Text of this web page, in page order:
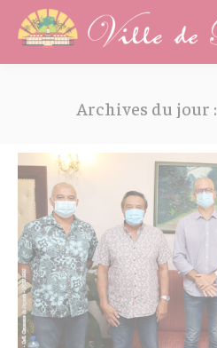
Archives du jour :
Cookies management panel